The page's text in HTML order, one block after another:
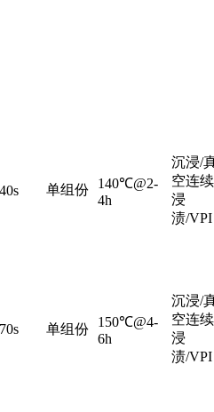
单组份
140℃@2-
4h
沉浸/
空连续
浸
渍/VPI
单组份
150℃@4-
6h
沉浸/
空连续
浸
渍/VPI